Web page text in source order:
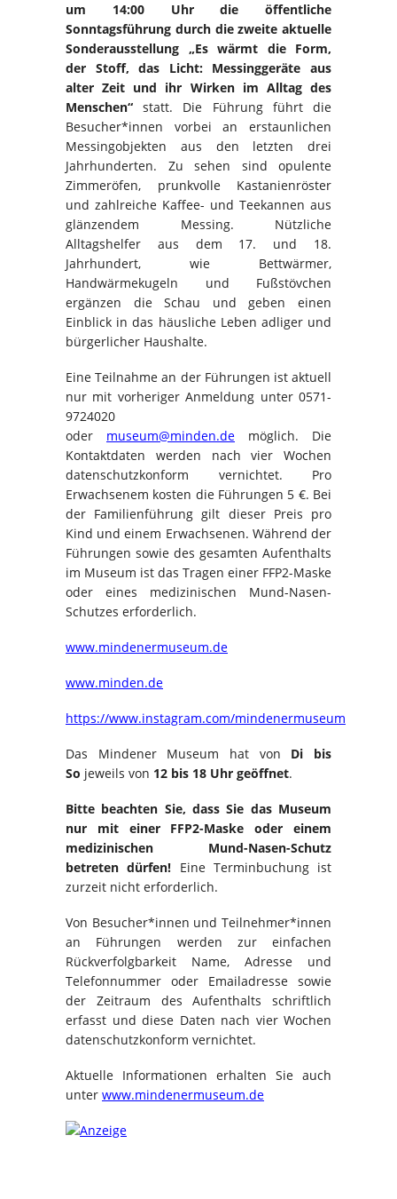
um 14:00 Uhr die öffentliche
Sonntagsführung durch die zweite aktuelle
Sonderausstellung „Es wärmt die Form,
der Stoff, das Licht: Messinggeräte aus
alter Zeit und ihr Wirken im Alltag des
Menschen“ statt. Die Führung führt die
Besucher*innen vorbei an erstaunlichen
Messingobjekten aus den letzten drei
Jahrhunderten. Zu sehen sind opulente
Zimmeröfen, prunkvolle Kastanienröster
und zahlreiche Kaffee- und Teekannen aus
glänzendem Messing. Nützliche
Alltagshelfer aus dem 17. und 18.
Jahrhundert, wie Bettwärmer,
Handwärmekugeln und Fußstövchen
ergänzen die Schau und geben einen
Einblick in das häusliche Leben adliger und
bürgerlicher Haushalte.
Eine Teilnahme an der Führungen ist aktuell
nur mit vorheriger Anmeldung unter 0571-
9724020
oder museum@minden.de möglich. Die
Kontaktdaten werden nach vier Wochen
datenschutzkonform vernichtet. Pro
Erwachsenem kosten die Führungen 5 €. Bei
der Familienführung gilt dieser Preis pro
Kind und einem Erwachsenen. Während der
Führungen sowie des gesamten Aufenthalts
im Museum ist das Tragen einer FFP2-Maske
oder eines medizinischen Mund-Nasen-
Schutzes erforderlich.
www.mindenermuseum.de
www.minden.de
https://www.instagram.com/mindenermuseum
Das Mindener Museum hat von Di bis
So jeweils von 12 bis 18 Uhr geöffnet.
Bitte beachten Sie, dass Sie das Museum
nur mit einer FFP2-Maske oder einem
medizinischen Mund-Nasen-Schutz
betreten dürfen! Eine Terminbuchung ist
zurzeit nicht erforderlich.
Von Besucher*innen und Teilnehmer*innen
an Führungen werden zur einfachen
Rückverfolgbarkeit Name, Adresse und
Telefonnummer oder Emailadresse sowie
der Zeitraum des Aufenthalts schriftlich
erfasst und diese Daten nach vier Wochen
datenschutzkonform vernichtet.
Aktuelle Informationen erhalten Sie auch
unter www.mindenermuseum.de